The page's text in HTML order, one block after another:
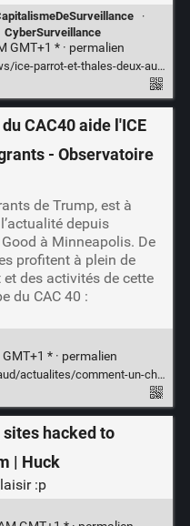
·
CyberSurveillance
GMT+1 * · permalien
anti-immigration-americaine-20260129_7C6SEGYJB5EOXHWOCHNHMVM3NM/
CAC40 aide l'ICE
- Observatoire
de Trump, est à
depuis
Good à Minneapolis. De
profitent à plein de
et des activités de cette
du CAC 40 :
* · permalien
du-cac40-aide-l-ice-de-trump-a-traquer-les-migrants
hacked to
| Huck
:p